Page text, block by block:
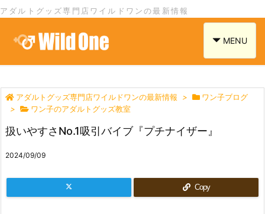
アダルトグッズ専門店ワイルドワンの最新情報
navigation
MENU
アダルトグッズ専門店ワイルドワンの最新情報 >
ワン子ブログ
>
ワン子のアダルトグッズ教室
扱いやすさNo.1吸引バイブ『プチナイザー』
2024/09/09
Copy